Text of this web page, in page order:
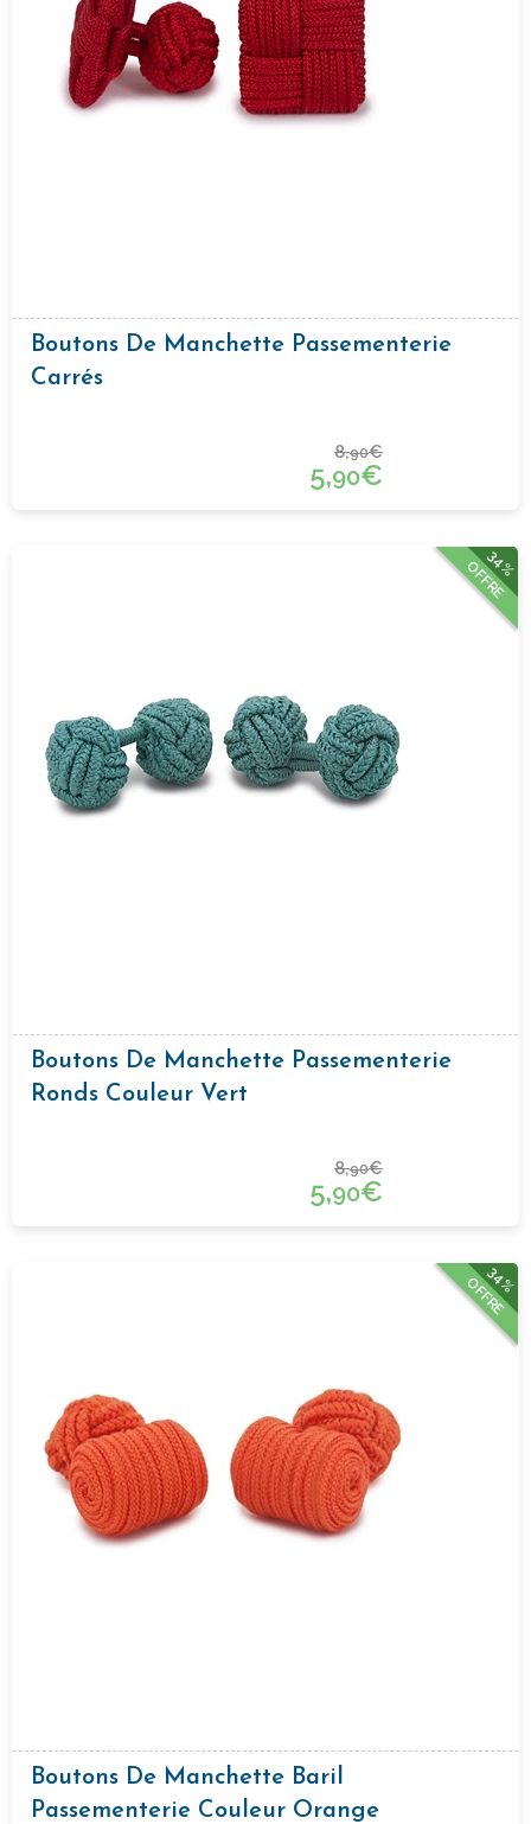
Boutons De Manchette Passementerie
Carrés
8,90€
5,90€
34%
OFFRE
Boutons De Manchette Passementerie
Ronds Couleur Vert
8,90€
5,90€
34%
OFFRE
Boutons De Manchette Baril
Passementerie Couleur Orange